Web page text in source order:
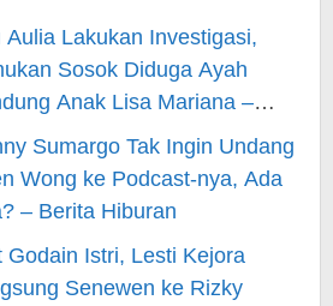
Aulia Lakukan Investigasi,
Sosok Diduga Ayah
Anak Lisa Mariana –
Hiburan
Sumargo Tak Ingin Undang
Wong ke Podcast-nya, Ada
– Berita Hiburan
Godain Istri, Lesti Kejora
Senewen ke Rizky